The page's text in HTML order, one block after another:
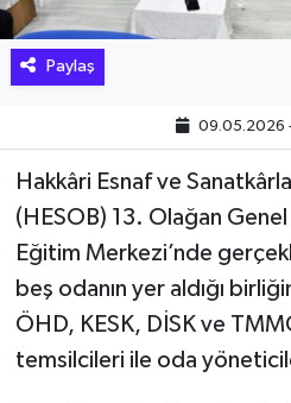
Paylaş
09.05.2026
Hakkâri Esnaf ve
(HESOB) 13. Olağan
Eğitim Merkezi’nde
beş odanın yer aldığı
ÖHD, KESK, DİSK ve
temsilcileri ile oda
KÜLTÜR SANAT
MAGAZİN
MAKALE
POLİTİKA
SAĞLIK